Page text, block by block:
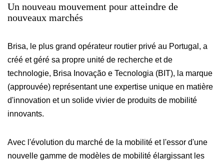
Un nouveau mouvement pour atteindre de
nouveaux marchés
Brisa, le plus grand opérateur routier privé au Portugal, a
créé et géré sa propre unité de recherche et de
technologie, Brisa Inovação e Tecnologia (BIT), la marque
(approuvée) représentant une expertise unique en matière
d'innovation et un solide vivier de produits de mobilité
innovants.
Avec l'évolution du marché de la mobilité et l'essor d'une
nouvelle gamme de modèles de mobilité élargissant les